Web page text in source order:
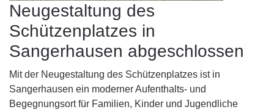
Neugestaltung des
Schützenplatzes in
Sangerhausen abgeschlossen
Mit der Neugestaltung des Schützenplatzes ist in
Sangerhausen ein moderner Aufenthalts- und
Begegnungsort für Familien, Kinder und Jugendliche